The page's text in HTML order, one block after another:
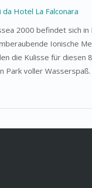
da Hotel La Falconara
2000 befindet sich in
Ionische
die Kulisse für diesen
Park voller Wasserspaß.